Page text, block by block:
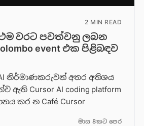
2 MIN READ
වරට පවත්වනු ලබන
event එක පිළිබඳව
AI නිර්මාණකරුවන් අතර අතිශය
ඇති Cursor AI coding platform
කර න Café Cursor
මාස 8කට පෙර